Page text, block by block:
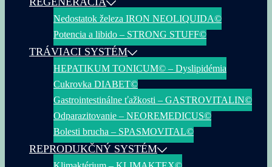
Nedostatok železa IRON NEOLIQUIDA©
Potencia a libido – STRONG STUFF©
TRÁVIACI SYSTÉM
HEPATIKUM TONICUM© – Dyslipidémia
Cukrovka DIABET©
Gastrointestinálne ťažkosti – GASTROVITALIN©
Odparazitovanie – NEOREMEDICUS©
Bolesti brucha – SPASMOVITAL©
REPRODUKČNÝ SYSTÉM